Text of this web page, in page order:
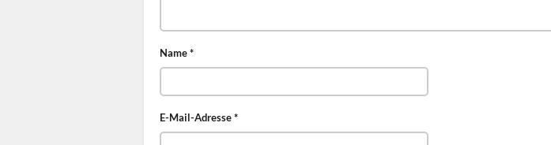
Name*
E-Mail-Adresse*